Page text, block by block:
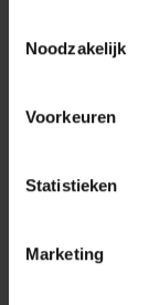
Noodzakelijk
Voorkeuren
Statistieken
Marketing